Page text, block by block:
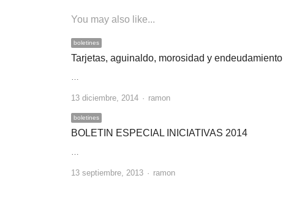
You may also like...
boletines
Tarjetas, aguinaldo, morosidad y endeudamiento
13 diciembre, 2014 Author
ramon
boletines
BOLETIN ESPECIAL INICIATIVAS 2014
13 septiembre, 2013 Author
ramon